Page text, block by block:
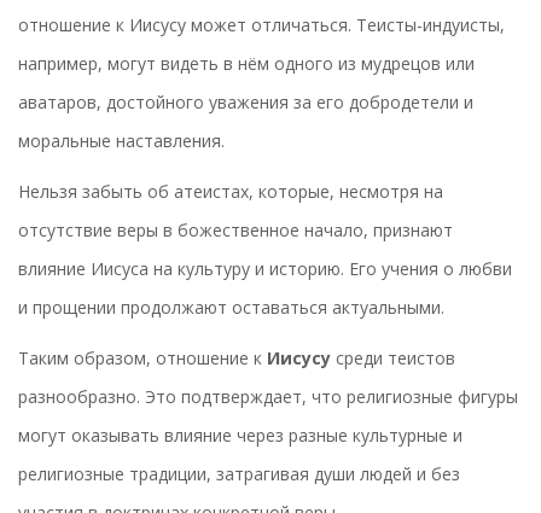
отношение к Иисусу может отличаться. Теисты-индуисты,
например, могут видеть в нём одного из мудрецов или
аватаров, достойного уважения за его добродетели и
моральные наставления.
Нельзя забыть об атеистах, которые, несмотря на
отсутствие веры в божественное начало, признают
влияние Иисуса на культуру и историю. Его учения о любви
и прощении продолжают оставаться актуальными.
Таким образом, отношение к Иисусу среди теистов
разнообразно. Это подтверждает, что религиозные фигуры
могут оказывать влияние через разные культурные и
религиозные традиции, затрагивая души людей и без